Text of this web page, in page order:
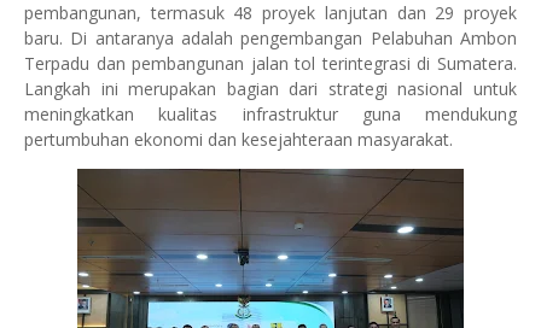
pembangunan, termasuk 48 proyek lanjutan dan 29 proyek
baru. Di antaranya adalah pengembangan Pelabuhan Ambon
Terpadu dan pembangunan jalan tol terintegrasi di Sumatera.
Langkah ini merupakan bagian dari strategi nasional untuk
meningkatkan kualitas infrastruktur guna mendukung
pertumbuhan ekonomi dan kesejahteraan masyarakat.